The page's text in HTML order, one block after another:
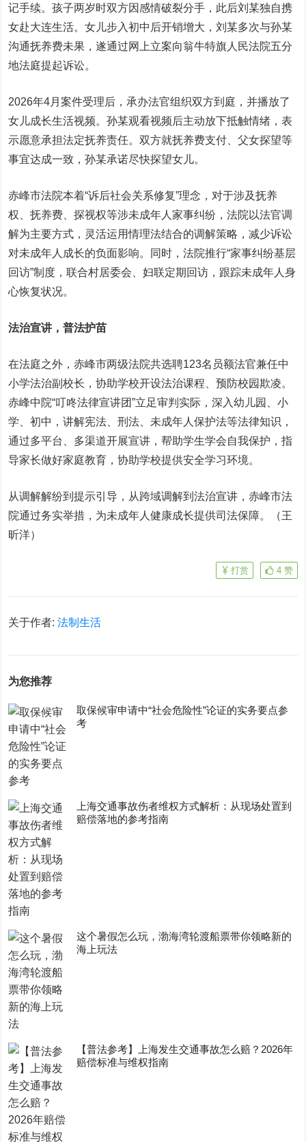
记手续。孩子两岁时双方因感情破裂分手，此后刘某独自携
女赴大连生活。女儿步入初中后开销增大，刘某多次与孙某
沟通抚养费未果，遂通过网上立案向翁牛特旗人民法院五分
地法庭提起诉讼。
2026年4月案件受理后，承办法官组织双方到庭，并播放了
女儿成长生活视频。孙某观看视频后主动放下抵触情绪，表
示愿意承担法定抚养责任。双方就抚养费支付、父女探望等
事宜达成一致，孙某承诺尽快探望女儿。
赤峰市法院本着“诉后社会关系修复”理念，对于涉及抚养
权、抚养费、探视权等涉未成年人家事纠纷，法院以法官调
解为主要方式，灵活运用情理法结合的调解策略，减少诉讼
对未成年人成长的负面影响。同时，法院推行“家事纠纷基层
回访”制度，联合村居委会、妇联定期回访，跟踪未成年人身
心恢复状况。
法治宣讲，普法护苗
在法庭之外，赤峰市两级法院共选聘123名员额法官兼任中
小学法治副校长，协助学校开设法治课程、预防校园欺凌。
赤峰中院“叮咚法律宣讲团”立足审判实际，深入幼儿园、小
学、初中，讲解宪法、刑法、未成年人保护法等法律知识，
通过多平台、多渠道开展宣讲，帮助学生学会自我保护，指
导家长做好家庭教育，协助学校提供安全学习环境。
从调解解纷到提示引导，从跨域调解到法治宣讲，赤峰市法
院通过务实举措，为未成年人健康成长提供司法保障。（王
昕洋）
4 赞
打赏
关于作者:法制生活
为您推荐
取保候审申请中“社会危险性”论证的实务要点参
考
上海交通事故伤者维权方式解析：从现场处置到
赔偿落地的参考指南
这个暑假怎么玩，渤海湾轮渡船票带你领略新的
海上玩法
【普法参考】上海发生交通事故怎么赔？2026年
赔偿标准与维权指南